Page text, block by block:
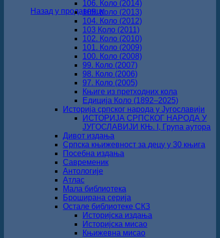
Назад у продавницу
106. Коло (2014)
105. Коло (2013)
104. Коло (2012)
103 Коло (2011)
102. Коло (2010)
101. Коло (2009)
100. Коло (2008)
99. Коло (2007)
98. Коло (2006)
97. Коло (2005)
Књиге из претходних кола
Едиција Коло (1892‒2025)
Историја српског народа у Југославији
ИСТОРИЈА СРПСКОГ НАРОДА У
ЈУГОСЛАВИЈИ КЊ. I, Група аутора
Дивот издања
Српска књижевност за децу у 30 књига
Посебна издања
Савременик
Антологије
Атлас
Мала библиотека
Броширана серија
Остале библиотеке СКЗ
Историјска издања
Историјска мисао
Књижевна мисао